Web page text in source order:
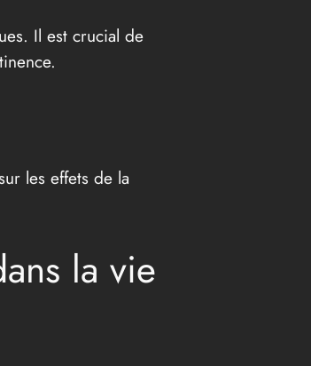
Il est crucial de
les effets de la
la vie